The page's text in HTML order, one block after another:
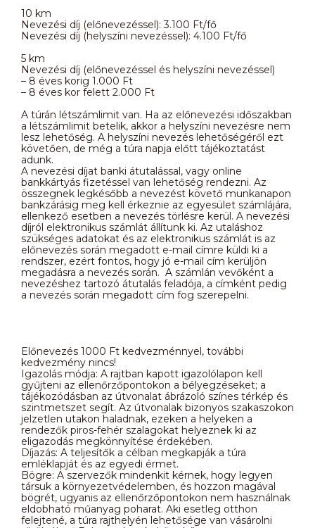
10 km
Nevezési díj (előnevezéssel): 3.100 Ft/fő
Nevezési díj (helyszíni nevezéssel): 4.100 Ft/fő
5 km
Nevezési díj (előnevezéssel és helyszíni nevezéssel)
– 8 éves korig 1.000 Ft
– 8 éves kor felett 2.000 Ft
A túrán létszámlimit van. Ha az előnevezési időszakban
a létszámlimit betelik, akkor a helyszíni nevezésre nem
lesz lehetőség. A helyszíni nevezés lehetőségéről ezt
követően, de még a túra napja előtt tájékoztatást
adunk.
A nevezési díjat banki átutalással, vagy online
bankkártyás fizetéssel van lehetőség rendezni. Az
összegnek legkésőbb a nevezést követő munkanapon
bankzárásig meg kell érkeznie az egyesület számlájára,
ellenkező esetben a nevezés törlésre kerül. A nevezési
díjról elektronikus számlát állítunk ki. Az utaláshoz
szükséges adatokat és az elektronikus számlát is az
előnevezés során megadott e-mail címre küldi ki a
rendszer, ezért fontos, hogy jó e-mail cím kerüljön
megadásra a nevezés során. A számlán vevőként a
nevezéshez tartozó átutalás feladója, a címként pedig
a nevezés során megadott cím fog szerepelni.
Előnevezés 1000 Ft kedvezménnyel, további
kedvezmény nincs!
Igazolás módja: A rajtban kapott igazolólapon kell
gyűjteni az ellenőrzőpontokon a bélyegzéseket; a
tájékozódásban az útvonalat ábrázoló színes térkép és
szintmetszet segít. Az útvonalak bizonyos szakaszokon
jelzetlen utakon haladnak, ezeken a helyeken a
rendezők piros-fehér szalagokat helyeznek ki az
eligazodás megkönnyítése érdekében.
Díjazás: A teljesítők a célban megkapják a túra
emléklapját és az egyedi érmet.
Bögre: A szervezők mindenkit kérnek, hogy legyen
társuk a környezetvédelemben, és hozzon magával
bögrét, ugyanis az ellenőrzőpontokon nem használnak
eldobható műanyag poharat. Aki esetleg otthon
felejtené, a túra rajthelyén lehetősége van vásárolni